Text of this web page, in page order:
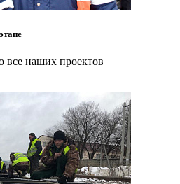
все наших проектов